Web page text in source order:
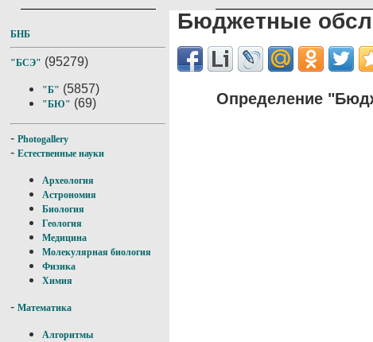
БНБ
"БСЭ" (95279)
"Б" (5857)
"БЮ" (69)
- Photogallery
- Естественные науки
Археология
Астрономия
Биология
Геология
Медицина
Молекулярная биология
Физика
Химия
- Математика
Алгоритмы
Бюджетные
Определение